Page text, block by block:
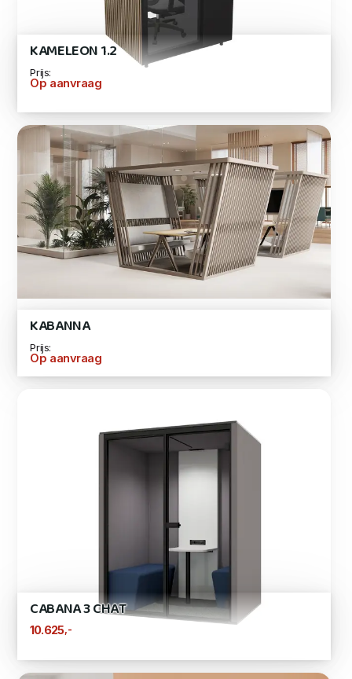
KAMELEON 1.2
Prijs:
Op aanvraag
KABANNA
Prijs:
Op aanvraag
CABANA 3 CHAT
10.625 ,-